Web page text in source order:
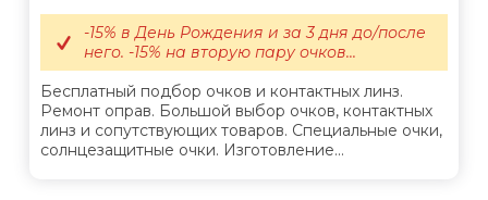
Бесплатный подбор очков и контактных линз.
Ремонт оправ. Большой выбор очков, контактных
линз и сопутствующих товаров. Специальные очки,
солнцезащитные очки. Изготовление...
-15% в День Рождения и за 3 дня до/после
него. -15% на вторую пару очков...